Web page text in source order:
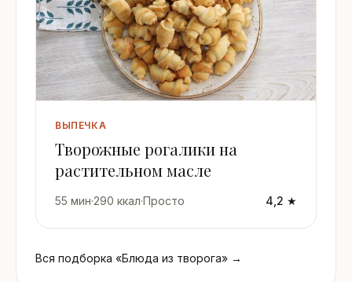
ВЫПЕЧКА
Творожные рогалики на
растительном масле
55 мин·290 ккал·Просто 4,2 ★
Вся подборка «Блюда из творога» →